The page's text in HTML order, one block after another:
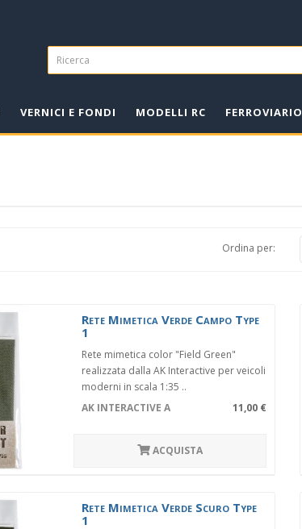
VERNICI E FONDI MODELLI RC FERROVIARIO
Ordina per:
Rete Mimetica Verde Campo Type
1
Rete mimetica color "Field Green"
realizzata dalla AK Interactive per veicoli
moderni in scala 1:35 ..
AK INTERACTIVE AK8066
11,00 €
ACQUISTA
Rete Mimetica Verde Scuro Type
1